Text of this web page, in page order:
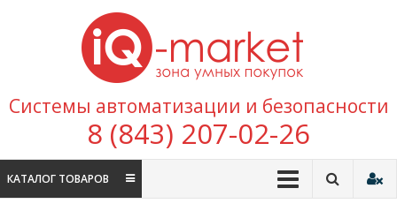
Перейти к содержимому
покупок
Системы автоматизации и безопасности
8 (843) 207-02-26
КАТАЛОГ ТОВАРОВ